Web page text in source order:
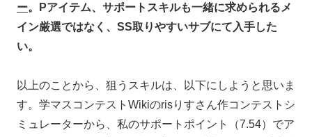
ー。Pアイテム、サポートスキルも一緒に求められるメ
イン厳選ではなく、SS取りやすいサブにて入手した
い。
以上のことから、狙うスキルは、以下にしようと思いま
す。学マスコンテストWikiのrisりすさん作コンテストシ
ミュレーターから、私のサポートポイント（7.54）でア